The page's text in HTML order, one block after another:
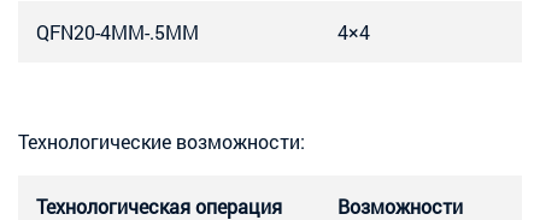
QFN20-4MM-.5MM 4×4
Технологические возможности:
Технологическая операция Возможности